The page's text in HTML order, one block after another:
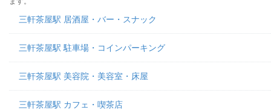
三軒茶屋駅 居酒屋・バー・スナック
三軒茶屋駅 駐車場・コインパーキング
三軒茶屋駅 美容院・美容室・床屋
三軒茶屋駅 カフェ・喫茶店